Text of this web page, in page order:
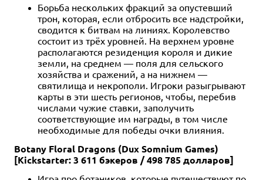
Борьба нескольких фракций за опустевший
трон, которая, если отбросить все надстройки,
сводится к битвам на линиях. Королевство
состоит из трёх уровней. На верхнем уровне
располагаются резиденция короля и дикие
земли, на среднем — поля для сельского
хозяйства и сражений, а на нижнем —
святилища и некрополи. Игроки разыгрывают
карты в эти шесть регионов, чтобы, перебив
числами чужие ставки, заполучить
соответствующие им награды, в том числе
необходимые для победы очки влияния.
Botany Floral Dragons (Dux Somnium Games)
[Kickstarter: 3 611 бэкеров / 498 785 долларов]